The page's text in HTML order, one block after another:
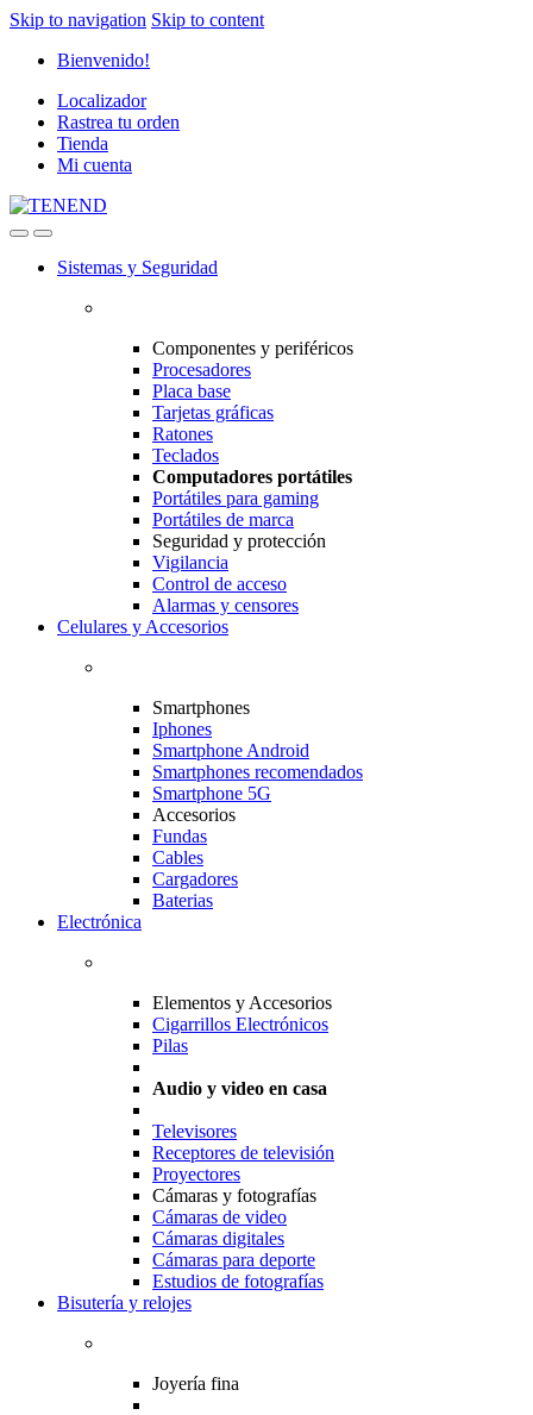
Skip to navigation Skip to content
Bienvenido!
Localizador
Rastrea tu orden
Tienda
Mi cuenta
Sistemas y Seguridad
Componentes y periféricos
Procesadores
Placa base
Tarjetas gráficas
Ratones
Teclados
Computadores portátiles
Portátiles para gaming
Portátiles de marca
Seguridad y protección
Vigilancia
Control de acceso
Alarmas y censores
Celulares y Accesorios
Smartphones
Iphones
Smartphone Android
Smartphones recomendados
Smartphone 5G
Accesorios
Fundas
Cables
Cargadores
Baterias
Electrónica
Elementos y Accesorios
Cigarrillos Electrónicos
Pilas
Audio y video en casa
Televisores
Receptores de televisión
Proyectores
Cámaras y fotografías
Cámaras de video
Cámaras digitales
Cámaras para deporte
Estudios de fotografías
Bisutería y relojes
Joyería fina